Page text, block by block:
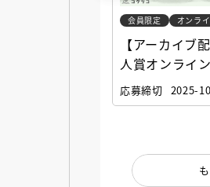
会員限定 オンラ
【アーカイブ
人賞オンライ
と担当編集者
講座」
応募締切 2025-